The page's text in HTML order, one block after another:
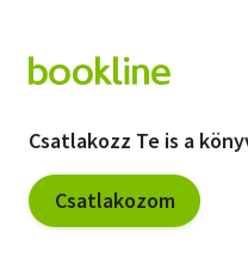
Csatlakozz Te is a
Csatlakozom